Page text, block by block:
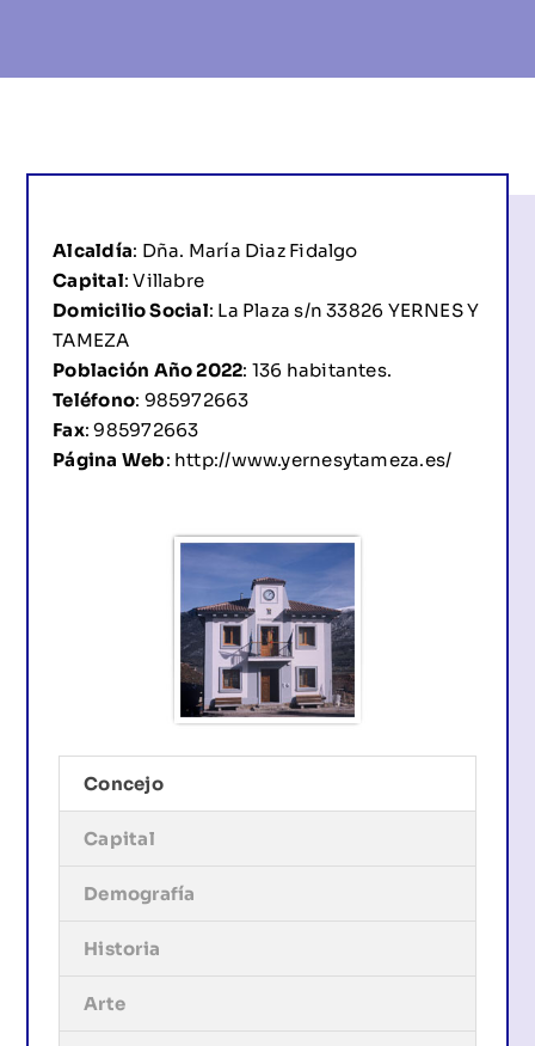
Alcaldía: Dña. María Diaz Fidalgo
Capital: Villabre
Domicilio Social: La Plaza s/n 33826 YERNES Y
TAMEZA
Población Año2022: 136 habitantes.
Teléfono: 985972663
Fax: 985972663
Página Web: http://www.yernesytameza.es/
Concejo
Capital
Demografía
Historia
Arte